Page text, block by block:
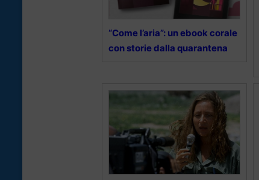
“Come l’aria”: un ebook corale
con storie dalla quarantena